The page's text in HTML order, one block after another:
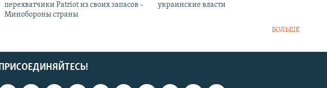
перехватчики Patriot из своих запасов –
Минобороны страны
украинские власти
БОЛЬШЕ
ПРИСОЕДИНЯЙТЕСЬ!